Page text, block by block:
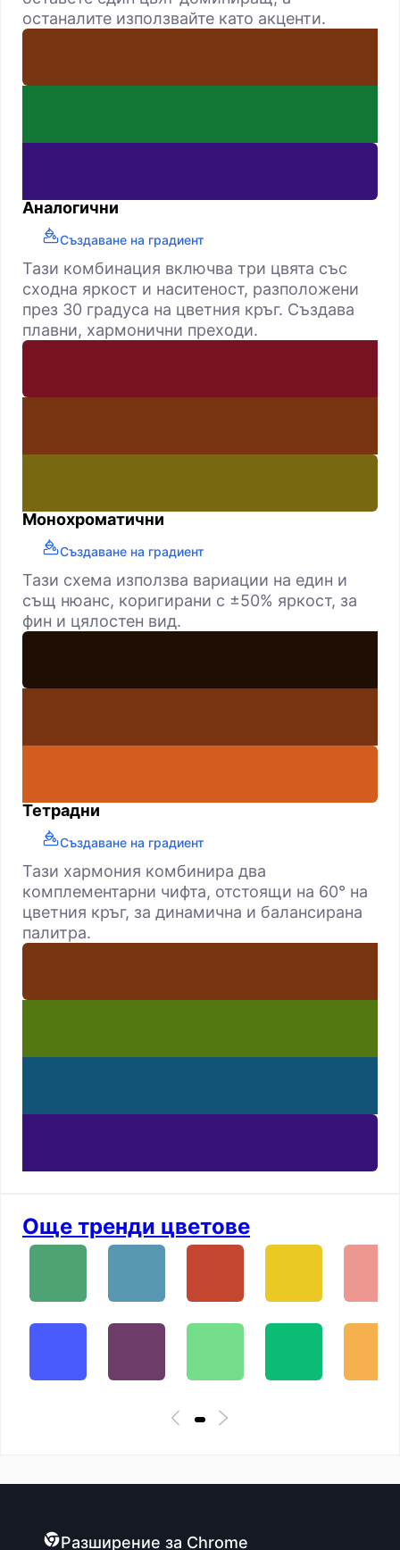
останалите използвайте като акценти.
Аналогични
Създаване на градиент
Тази комбинация включва три цвята със
сходна яркост и наситеност, разположени
през 30 градуса на цветния кръг. Създава
плавни, хармонични преходи.
Монохроматични
Създаване на градиент
Тази схема използва вариации на един и
същ нюанс, коригирани с ±50% яркост, за
фин и цялостен вид.
Тетрадни
Създаване на градиент
Тази хармония комбинира два
комплементарни чифта, отстоящи на 60° на
цветния кръг, за динамична и балансирана
палитра.
Още тренди цветове
Разширение за Chrome